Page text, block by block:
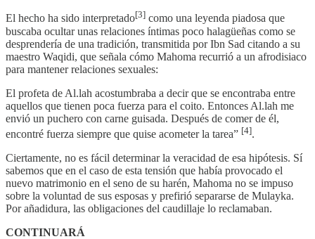
El hecho ha sido interpretado[3] como una leyenda piadosa que
buscaba ocultar unas relaciones íntimas poco halagüeñas como se
desprendería de una tradición, transmitida por Ibn Sad citando a su
maestro Waqidi, que señala cómo Mahoma recurrió a un afrodisiaco
para mantener relaciones sexuales:
El profeta de Al.lah acostumbraba a decir que se encontraba entre
aquellos que tienen poca fuerza para el coito. Entonces Al.lah me
envió un puchero con carne guisada. Después de comer de él,
encontré fuerza siempre que quise acometer la tarea” [4].
Ciertamente, no es fácil determinar la veracidad de esa hipótesis. Sí
sabemos que en el caso de esta tensión que había provocado el
nuevo matrimonio en el seno de su harén, Mahoma no se impuso
sobre la voluntad de sus esposas y prefirió separarse de Mulayka.
Por añadidura, las obligaciones del caudillaje lo reclamaban.
CONTINUARÁ